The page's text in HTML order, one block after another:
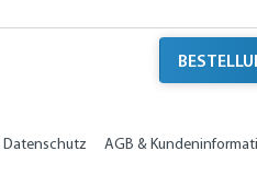
Datenschutz AGB &